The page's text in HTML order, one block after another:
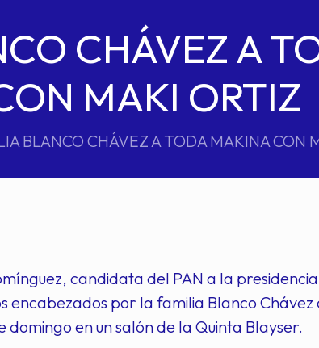
CHÁVEZ A
MAKI ORTIZ
BLANCO CHÁVEZ A TODA MAKINA CON
candidata del PAN a la
encabezados por la familia Blanco
en un salón de la Quinta Blayser.